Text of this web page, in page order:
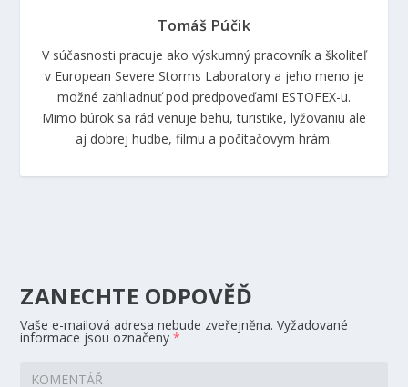
Tomáš Púčik
V súčasnosti pracuje ako výskumný pracovník a školiteľ
v European Severe Storms Laboratory a jeho meno je
možné zahliadnuť pod predpoveďami ESTOFEX-u.
Mimo búrok sa rád venuje behu, turistike, lyžovaniu ale
aj dobrej hudbe, filmu a počítačovým hrám.
ZANECHTE ODPOVĚĎ
Vaše e-mailová adresa nebude zveřejněna. Vyžadované
informace jsou označeny*